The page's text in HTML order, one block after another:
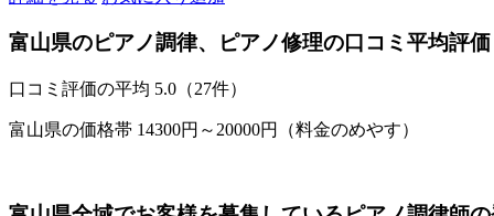
富山県のピアノ調律、ピアノ修理の口コミ平均評価
口コミ評価の平均 5.0（27件）
富山県の価格帯 14300円～20000円（料金のめやす）